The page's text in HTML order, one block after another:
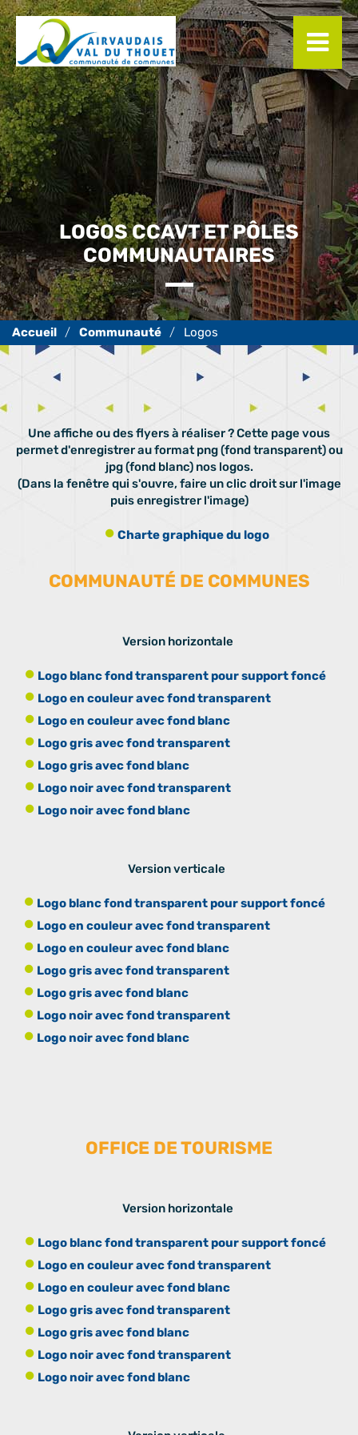
Communauté Logos
Une affiche ou des flyers à réaliser ? Cette page vous
permet d'enregistrer au format png (fond transparent) ou
jpg (fond blanc) nos logos.
(Dans la fenêtre qui s'ouvre, faire un clic droit sur l'image
puis enregistrer l'image)
Charte graphique du logo
COMMUNAUTÉ DE COMMUNES
Version horizontale
Logo blanc fond transparent pour support foncé
Logo en couleur avec fond transparent
Logo en couleur avec fond blanc
Logo gris avec fond transparent
Logo gris avec fond blanc
Logo noir avec fond transparent
Logo noir avec fond blanc
Version verticale
Logo blanc fond transparent pour support foncé
Logo en couleur avec fond transparent
Logo en couleur avec fond blanc
Logo gris avec fond transparent
Logo gris avec fond blanc
Logo noir avec fond transparent
Logo noir avec fond blanc
OFFICE DE TOURISME
Version horizontale
Logo blanc fond transparent pour support foncé
Logo en couleur avec fond transparent
Logo en couleur avec fond blanc
Logo gris avec fond transparent
Logo gris avec fond blanc
Logo noir avec fond transparent
Logo noir avec fond blanc
LOGOS CCAVT ET PÔLES
COMMUNAUTAIRES
Panneau de gestion des cookies